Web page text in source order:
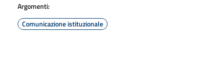
Argomenti:
Comunicazione istituzionale